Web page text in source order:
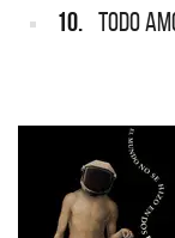
10. TODO